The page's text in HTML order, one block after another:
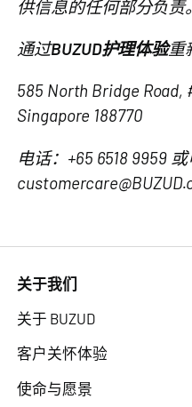
供信息的任何部分负责。
通过BUZUD护理体验重
585 North Bridge Road,
Singapore 188770
电话：+65 6518 9959 或
关于我们
关于 BUZUD
客户关怀体验
使命与愿景